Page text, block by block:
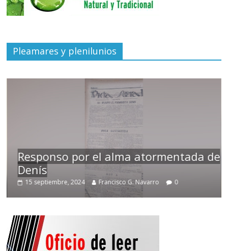
Pleamares y plenilunios
Responso por el alma atormentada de
Denís
15 septiembre, 2024 Francisco G. Navarro 0